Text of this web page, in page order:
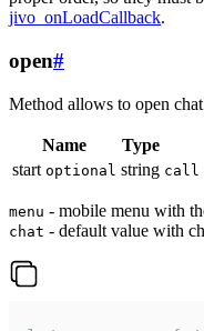
jivo_onLoadCallback.
open#
Method allows to open
Name Type
start optional string call
menu - mobile menu with
chat - default value with